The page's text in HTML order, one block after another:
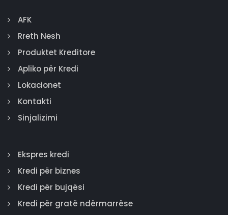
AFK
Rreth Nesh
Produktet Kreditore
Apliko për Kredi
Lokacionet
Kontakti
Sinjalizimi
Ekspres kredi
Kredi për biznes
Kredi për bujqësi
Kredi për gratë ndërmarrëse